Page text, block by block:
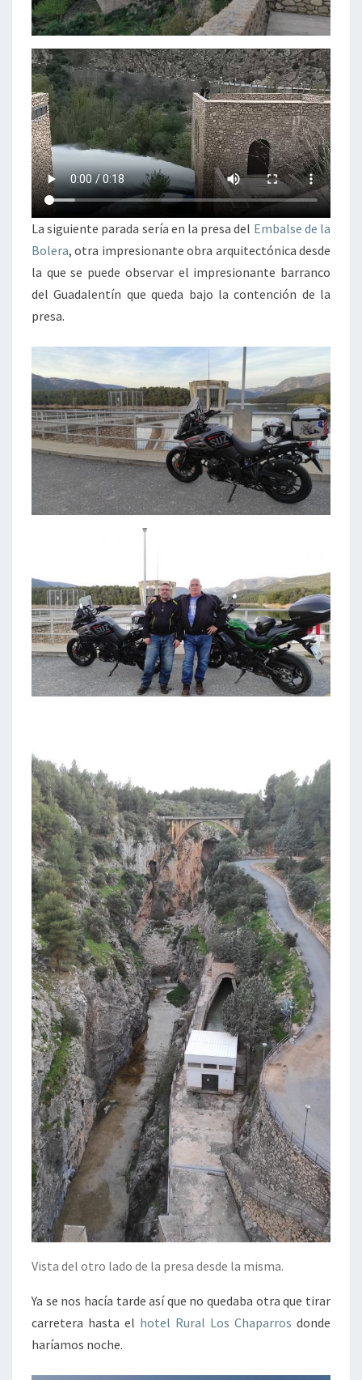
La siguiente parada sería en la presa del Embalse de la
Bolera, otra impresionante obra arquitectónica desde
la que se puede observar el impresionante barranco
del Guadalentín que queda bajo la contención de la
presa.
Vista del otro lado de la presa desde la misma.
Ya se nos hacía tarde así que no quedaba otra que tirar
carretera hasta el hotel Rural Los Chaparros donde
haríamos noche.